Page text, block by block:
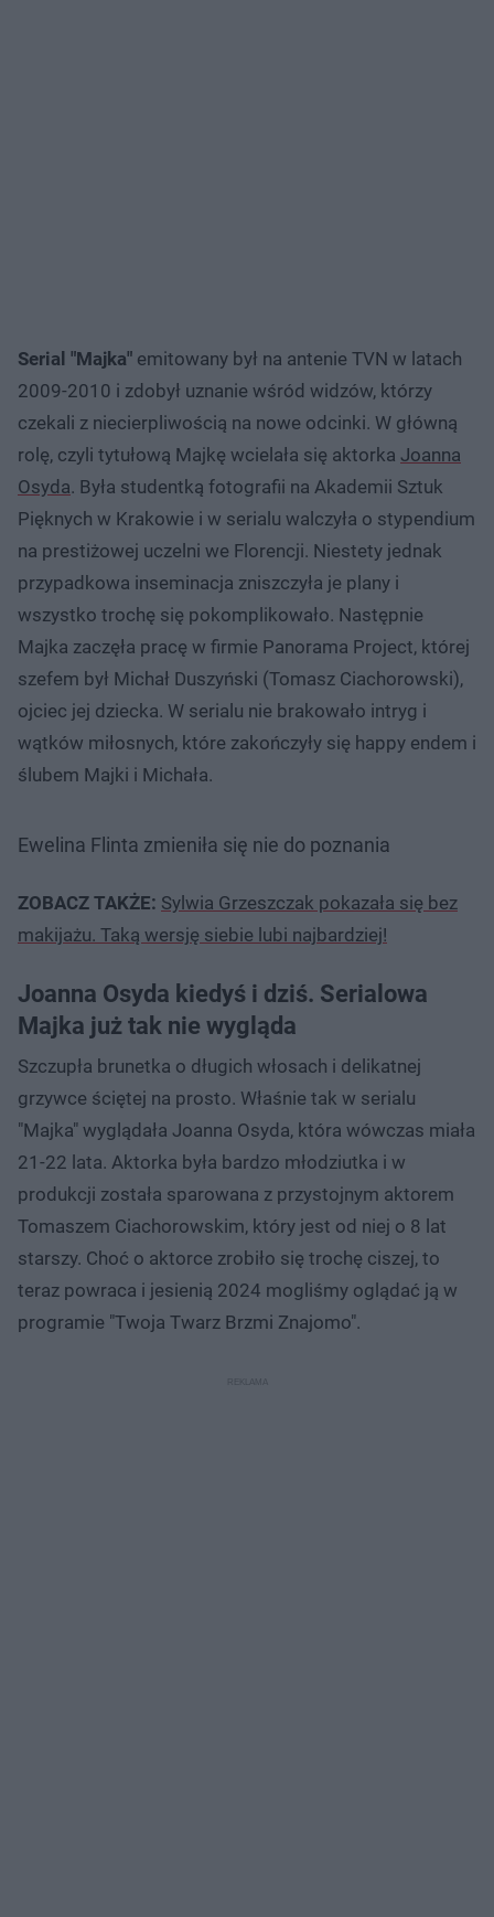
Serial "Majka" emitowany był na antenie TVN w latach
2009-2010 i zdobył uznanie wśród widzów, którzy
czekali z niecierpliwością na nowe odcinki. W główną
rolę, czyli tytułową Majkę wcielała się aktorka Joanna
Osyda. Była studentką fotografii na Akademii Sztuk
Pięknych w Krakowie i w serialu walczyła o stypendium
na prestiżowej uczelni we Florencji. Niestety jednak
przypadkowa inseminacja zniszczyła je plany i
wszystko trochę się pokomplikowało. Następnie
Majka zaczęła pracę w firmie Panorama Project, której
szefem był Michał Duszyński (Tomasz Ciachorowski),
ojciec jej dziecka. W serialu nie brakowało intryg i
wątków miłosnych, które zakończyły się happy endem i
ślubem Majki i Michała.
Ewelina Flinta zmieniła się nie do poznania
ZOBACZ TAKŻE: Sylwia Grzeszczak pokazała się bez
makijażu. Taką wersję siebie lubi najbardziej!
Joanna Osyda kiedyś i dziś. Serialowa
Majka już tak nie wygląda
Szczupła brunetka o długich włosach i delikatnej
grzywce ściętej na prosto. Właśnie tak w serialu
"Majka" wyglądała Joanna Osyda, która wówczas miała
21-22 lata. Aktorka była bardzo młodziutka i w
produkcji została sparowana z przystojnym aktorem
Tomaszem Ciachorowskim, który jest od niej o 8 lat
starszy. Choć o aktorce zrobiło się trochę ciszej, to
teraz powraca i jesienią 2024 mogliśmy oglądać ją w
programie "Twoja Twarz Brzmi Znajomo".